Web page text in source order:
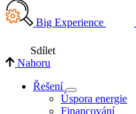
Big Experience
Sdílet
Nahoru
Řešení
Úspora energie
Financování